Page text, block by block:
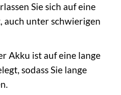
Sie sich auf eine
auch unter schwierigen
Akku ist auf eine lange
sodass Sie lange